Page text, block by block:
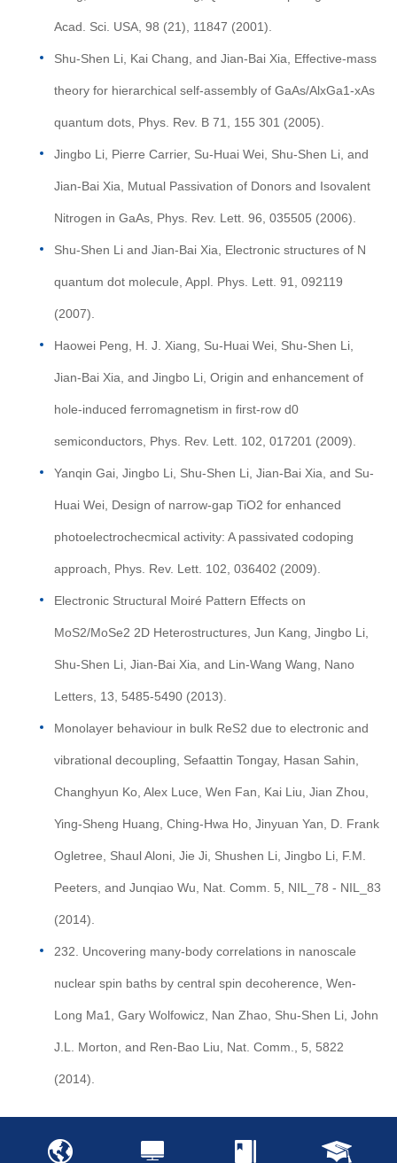
Acad. Sci. USA, 98 (21), 11847 (2001).
Shu-Shen Li, Kai Chang, and Jian-Bai Xia, Effective-mass
theory for hierarchical self-assembly of GaAs/AlxGa1-xAs
quantum dots, Phys. Rev. B 71, 155 301 (2005).
Jingbo Li, Pierre Carrier, Su-Huai Wei, Shu-Shen Li, and
Jian-Bai Xia, Mutual Passivation of Donors and Isovalent
Nitrogen in GaAs, Phys. Rev. Lett. 96, 035505 (2006).
Shu-Shen Li and Jian-Bai Xia, Electronic structures of N
quantum dot molecule, Appl. Phys. Lett. 91, 092119
(2007).
Haowei Peng, H. J. Xiang, Su-Huai Wei, Shu-Shen Li,
Jian-Bai Xia, and Jingbo Li, Origin and enhancement of
hole-induced ferromagnetism in first-row d0
semiconductors, Phys. Rev. Lett. 102, 017201 (2009).
Yanqin Gai, Jingbo Li, Shu-Shen Li, Jian-Bai Xia, and Su-
Huai Wei, Design of narrow-gap TiO2 for enhanced
photoelectrochecmical activity: A passivated codoping
approach, Phys. Rev. Lett. 102, 036402 (2009).
Electronic Structural Moiré Pattern Effects on
MoS2/MoSe2 2D Heterostructures, Jun Kang, Jingbo Li,
Shu-Shen Li, Jian-Bai Xia, and Lin-Wang Wang, Nano
Letters, 13, 5485-5490 (2013).
Monolayer behaviour in bulk ReS2 due to electronic and
vibrational decoupling, Sefaattin Tongay, Hasan Sahin,
Changhyun Ko, Alex Luce, Wen Fan, Kai Liu, Jian Zhou,
Ying-Sheng Huang, Ching-Hwa Ho, Jinyuan Yan, D. Frank
Ogletree, Shaul Aloni, Jie Ji, Shushen Li, Jingbo Li, F.M.
Peeters, and Junqiao Wu, Nat. Comm. 5, NIL_78 - NIL_83
(2014).
232. Uncovering many-body correlations in nanoscale
nuclear spin baths by central spin decoherence, Wen-
Long Ma1, Gary Wolfowicz, Nan Zhao, Shu-Shen Li, John
J.L. Morton, and Ren-Bao Liu, Nat. Comm., 5, 5822
(2014).